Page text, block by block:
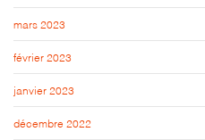
mars 2023
février 2023
janvier 2023
décembre 2022